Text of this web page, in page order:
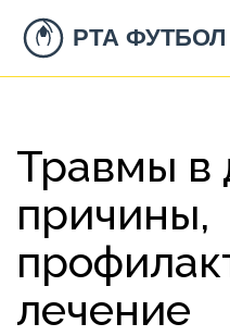
Травмы в
причины,
лечение